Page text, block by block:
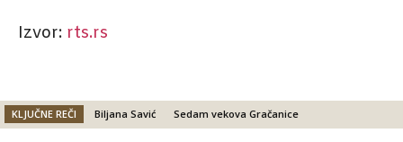
Izvor: rts.rs
KLJUČNE REČI Biljana Savić Sedam vekova Gračanice